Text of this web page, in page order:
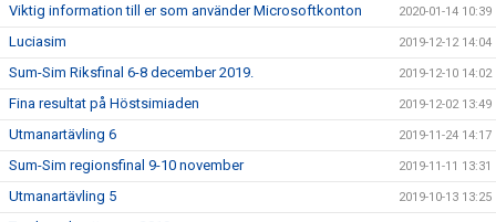
Viktig information till er som använder Microsoftkonton 2020-01-14 10:39
Luciasim 2019-12-12 14:04
Sum-Sim Riksfinal 6-8 december 2019. 2019-12-10 14:02
Fina resultat på Höstsimiaden 2019-12-02 13:49
Utmanartävling 6 2019-11-24 14:17
Sum-Sim regionsfinal 9-10 november 2019-11-11 13:31
Utmanartävling 5 2019-10-13 13:25